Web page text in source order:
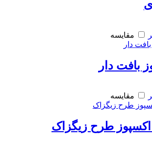
مقایسه
بافت دار
مقایسه
اکسپوز طرح زیگزاک